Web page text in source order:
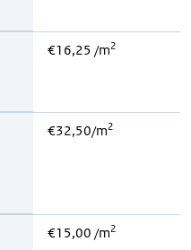
€16,25 /m2
€32,50/m2
€15,00 /m2